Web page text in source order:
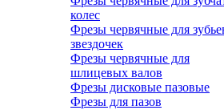
колес
Фрезы червячные для
звездочек
Фрезы червячные для
шлицевых валов
Фрезы дисковые пазовые
Фрезы для пазов